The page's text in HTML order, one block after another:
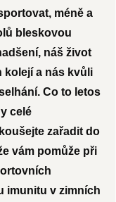
méně a
bleskovou
náš život
kolejí a nás kvůli
Co to letos
celé
zařadit do
vám pomůže při
imunitu v zimních